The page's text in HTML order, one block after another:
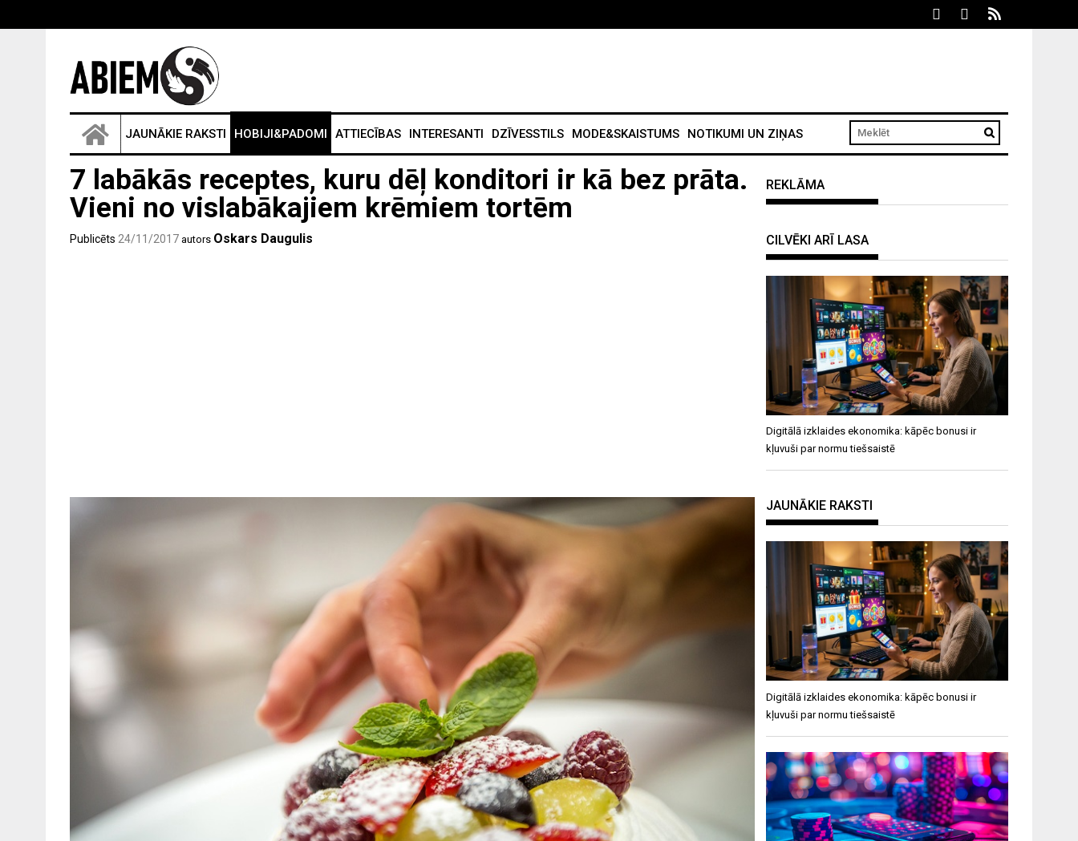
JAUNĀKIE RAKSTI HOBIJI&PADOMI ATTIECĪBAS INTERESANTI DZĪVESSTILS MODE&SKAISTUMS NOTIKUMI UN ZIŅAS
7 labākās receptes, kuru dēļ konditori ir kā bez prāta.
Vieni no vislabākajiem krēmiem tortēm
Publicēts 24/11/2017 autors Oskars Daugulis
REKLĀMA
CILVĒKI ARĪ LASA
Digitālā izklaides ekonomika: kāpēc bonusi ir
kļuvuši par normu tiešsaistē
JAUNĀKIE RAKSTI
Digitālā izklaides ekonomika: kāpēc bonusi ir
kļuvuši par normu tiešsaistē